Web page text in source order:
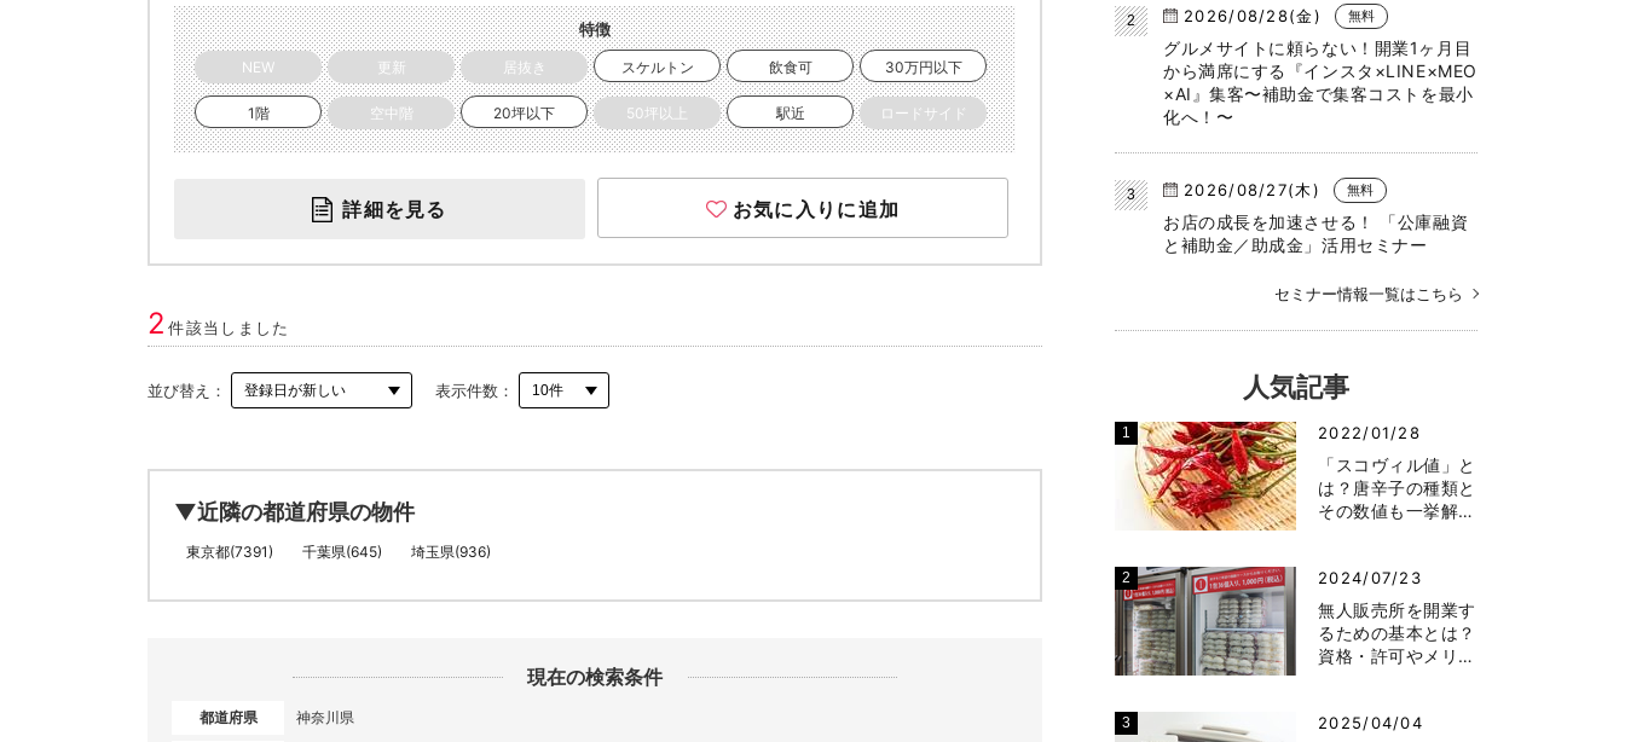
特徴
NEW 更新 居抜き スケルトン 飲食可 30万円以下
1階 空中階 20坪以下 50坪以上 駅近 ロードサイド
詳細を見る お気に入りに追加
2件該当しました
並び替え： 表示件数：
▼近隣の都道府県の物件
東京都(7391) 千葉県(645) 埼玉県(936)
現在の検索条件
都道府県 神奈川県
2026/08/28(金) 無料
グルメサイトに頼らない！開業1ヶ月目
から満席にする『インスタ×LINE×MEO
×AI』集客〜補助金で集客コストを最小
化へ！〜
2026/08/27(木) 無料
お店の成長を加速させる！ 「公庫融資
と補助金／助成金」活用セミナー
セミナー情報一覧はこちら
人気記事
2022/01/28
「スコヴィル値」と
は？唐辛子の種類と
その数値も一挙解…
2024/07/23
無人販売所を開業す
るための基本とは？
資格・許可やメリ…
2025/04/04